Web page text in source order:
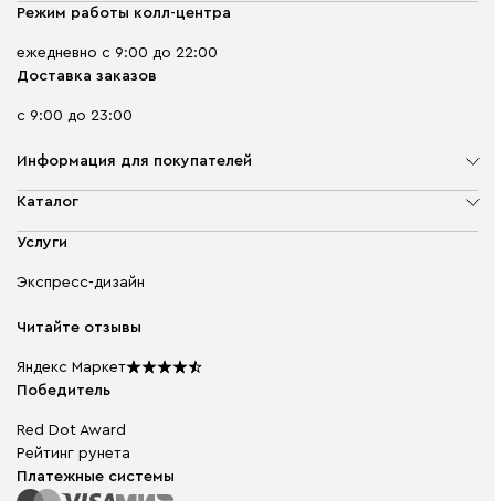
Режим работы колл-центра
ежедневно с 9:00 до 22:00
Доставка заказов
с 9:00 до 23:00
Информация для покупателей
О компании
Доставка и оплата
диван.клуб
Карьера
Подарочные сертификаты
Мы в прессе
Каталог
Мягкая мебель
Бескаркасная мебель
Столы и стулья
Услуги
Экспресс-дизайн
Читайте отзывы
Яндекс Маркет
Победитель
Red Dot Award
Рейтинг рунета
Платежные системы